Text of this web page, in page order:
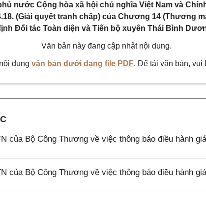
nước Cộng hòa xã hội chủ nghĩa Việt Nam và
(Giải quyết tranh chấp) của Chương 14 (Thương
Đối tác Toàn diện và Tiến bộ xuyên Thái Bình
Văn bản này đang cập nhật nội dung.
dung văn bản dưới dạng file PDF. Để tải văn bản, vui
của Bộ Công Thương về việc thông báo điều hành
của Bộ Công Thương về việc thông báo điều hành